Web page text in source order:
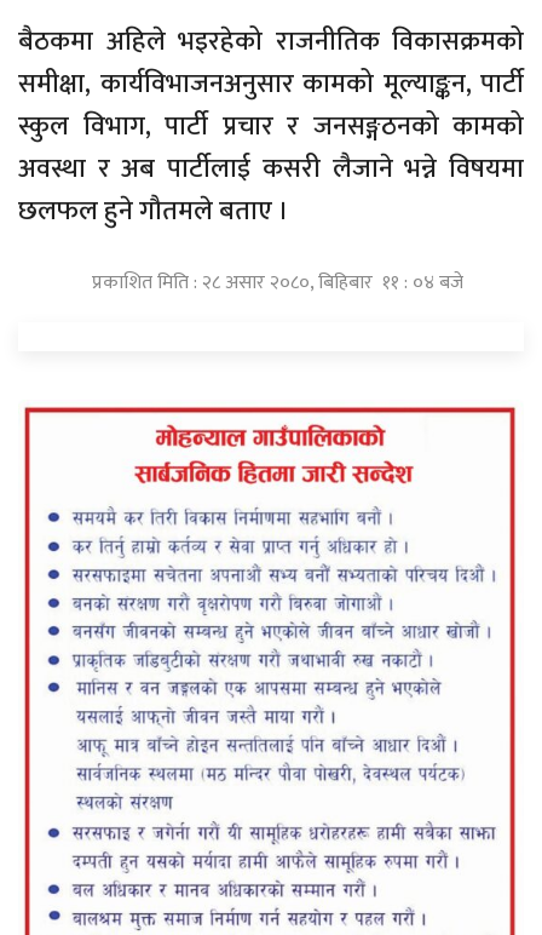
बैठकमा अहिले भइरहेको राजनीतिक विकासक्रमको
समीक्षा, कार्यविभाजनअनुसार कामको मूल्याङ्कन, पार्टी
स्कुल विभाग, पार्टी प्रचार र जनसङ्गठनको कामको
अवस्था र अब पार्टीलाई कसरी लैजाने भन्ने विषयमा
छलफल हुने गौतमले बताए ।
प्रकाशित मिति : २८ असार २०८०, बिहिबार ११ : ०४ बजे